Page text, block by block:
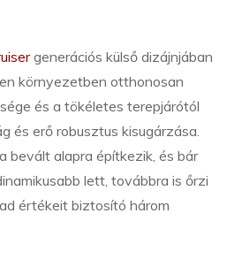
generációs külső dizájnjában
környezetben otthonosan
és a tökéletes terepjárótól
és erő robusztus kisugárzása.
bevált alapra építkezik, és bár
lett, továbbra is őrzi
értékeit biztosító három